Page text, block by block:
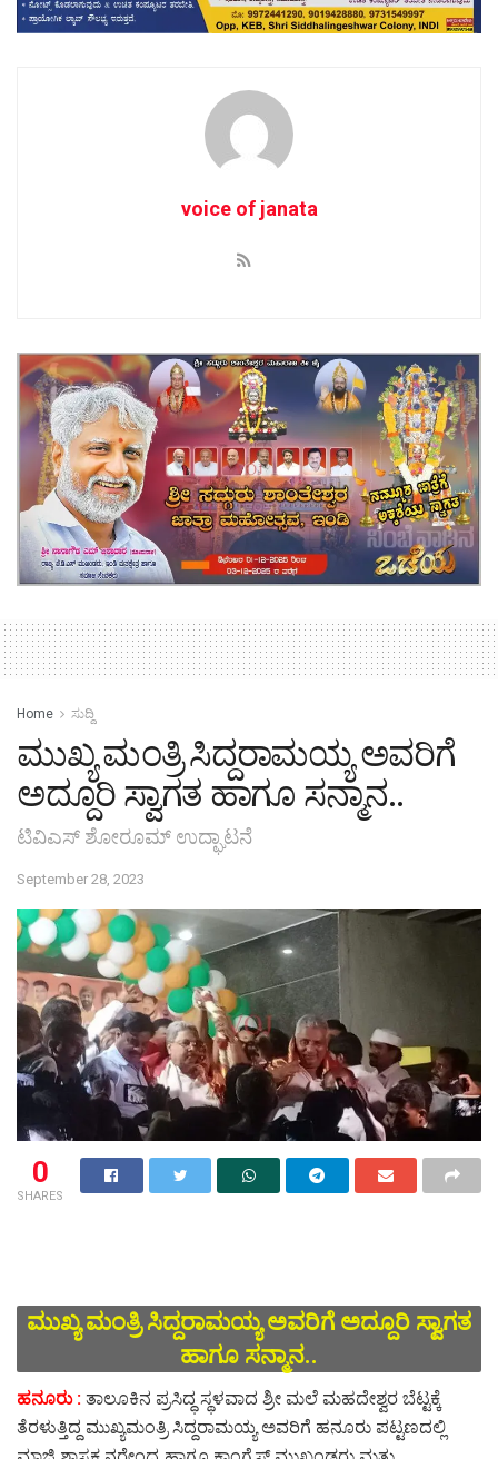
voice of janata
Home ಸುದ್ದಿ
ಮುಖ್ಯ ಮಂತ್ರಿ ಸಿದ್ದರಾಮಯ್ಯ ಅವರಿಗೆ
ಅದ್ದೂರಿ ಸ್ವಾಗತ ಹಾಗೂ ಸನ್ಮಾನ..
ಟಿವಿಎಸ್ ಶೋರೂಮ್ ಉದ್ಘಾಟನೆ
September 28, 2023
0
SHARES
ಮುಖ್ಯ ಮಂತ್ರಿ ಸಿದ್ದರಾಮಯ್ಯ ಅವರಿಗೆ ಅದ್ದೂರಿ ಸ್ವಾಗತ
ಹಾಗೂ ಸನ್ಮಾನ..
ಹನೂರು : ತಾಲೂಕಿನ ಪ್ರಸಿದ್ಧ ಸ್ಥಳವಾದ ಶ್ರೀ ಮಲೆ ಮಹದೇಶ್ವರ ಬೆಟ್ಟಕ್ಕೆ
ತೆರಳುತ್ತಿದ್ದ ಮುಖ್ಯಮಂತ್ರಿ ಸಿದ್ದರಾಮಯ್ಯ ಅವರಿಗೆ ಹನೂರು ಪಟ್ಟಣದಲ್ಲಿ